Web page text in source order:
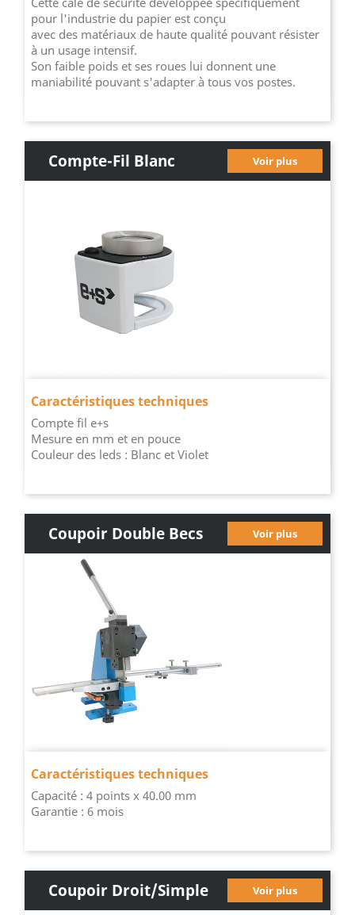
pour l'industrie du papier est conçu
avec des matériaux de haute qualité pouvant résister
à un usage intensif.
Son faible poids et ses roues lui donnent une
maniabilité pouvant s'adapter à tous vos postes.
Compte-Fil Blanc Voir plus
Caractéristiques techniques
Compte fil e+s
Mesure en mm et en pouce
Couleur des leds : Blanc et Violet
Coupoir Double Becs
Manuel Essentiel
Voir plus
Caractéristiques techniques
Capacité : 4 points x 40.00 mm
Garantie : 6 mois
Coupoir Droit/simple Voir plus